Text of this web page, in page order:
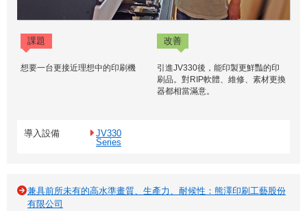
課題 改善
想要一台更接近理想中的印刷機
引進JV330後，能印製更鮮豔的印
刷品。對RIP軟體、維修、素材更換
器都相當滿意。
導入設備
JV330
Series
兼具前所未有的高水準畫質、生產力、耐候性：熊澤印刷工藝股份
有限公司